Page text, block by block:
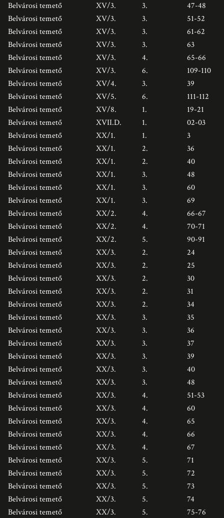
Belvárosi temető
XV/3. 3.
47-48
Belvárosi temető
XV/3. 3.
51-52
Belvárosi temető
XV/3. 3.
61-62
Belvárosi temető
XV/3. 3.
63
Belvárosi temető
XV/3. 4.
65-66
Belvárosi temető
XV/3. 6.
109-110
Belvárosi temető
XV/4. 3.
39
Belvárosi temető
XV/5. 6.
111-112
Belvárosi temető
XV/8. 1.
19-21
Belvárosi temető
XVII.D. 1.
02-03
Belvárosi temető
XX/1. 1.
3
Belvárosi temető
XX/1. 2.
36
Belvárosi temető
XX/1. 2.
40
Belvárosi temető
XX/1. 3.
48
Belvárosi temető
XX/1. 3.
60
Belvárosi temető
XX/1. 3.
69
Belvárosi temető
XX/2. 4.
66-67
Belvárosi temető
XX/2. 4.
70-71
Belvárosi temető
XX/2. 5.
90-91
Belvárosi temető
XX/3. 2.
24
Belvárosi temető
XX/3. 2.
25
Belvárosi temető
XX/3. 2.
30
Belvárosi temető
XX/3. 2.
31
Belvárosi temető
XX/3. 2.
34
Belvárosi temető
XX/3. 3.
35
Belvárosi temető
XX/3. 3.
36
Belvárosi temető
XX/3. 3.
37
Belvárosi temető
XX/3. 3.
39
Belvárosi temető
XX/3. 3.
40
Belvárosi temető
XX/3. 3.
48
Belvárosi temető
XX/3. 4.
51-53
Belvárosi temető
XX/3. 4.
60
Belvárosi temető
XX/3. 4.
65
Belvárosi temető
XX/3. 4.
66
Belvárosi temető
XX/3. 4.
67
Belvárosi temető
XX/3. 5.
71
Belvárosi temető
XX/3. 5.
72
Belvárosi temető
XX/3. 5.
73
Belvárosi temető
XX/3. 5.
74
Belvárosi temető
XX/3. 5.
75-76